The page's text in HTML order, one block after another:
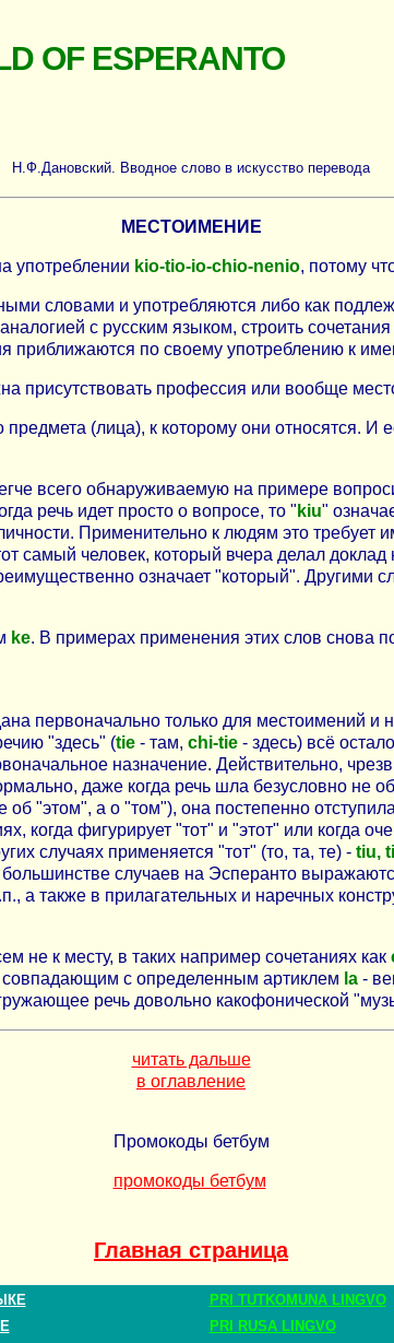
OF ESPERANTO
Н.Ф.Дановский. Вводное слово в искусство перевода
МЕСТОИМЕНИЕ
употреблении kio-tio-io-chio-nenio, потому
словами и употребляются либо как
с русским языком, строить
приближаются по своему употреблению к
присутствовать профессия или вообще
предмета (лица), к которому они относятся. И
всего обнаруживаемую на примере
речь идет просто о вопросе, то " kiu"
Применительно к людям это требует
самый человек, который вчера делал доклад
означает "который". Другими
ke. В примерах применения этих слов снова
первоначально только для местоимений
"здесь" (tie - там, chi-tie - здесь) всё
назначение. Действительно,
даже когда речь шла безусловно
об "этом", а о "том"), она постепенно
фигурирует "тот" и "этот" или когда
случаях применяется "тот" (то, та, те) - tiu,
большинстве случаев на Эсперанто
а также в прилагательных и наречных
не к месту, в таких например сочетаниях как
совпадающим с определенным артиклем la -
речь довольно какофонической
читать дальше
в оглавление
Промокоды бетбум
промокоды бетбум
Главная страница
PRI TUTKOMUNA LINGVO
PRI RUSA LINGVO